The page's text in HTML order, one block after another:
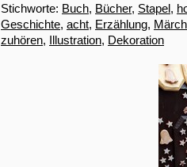
Stichworte: Buch, Bücher, Stapel,
Geschichte, acht, Erzählung,
zuhören, Illustration, Dekoration